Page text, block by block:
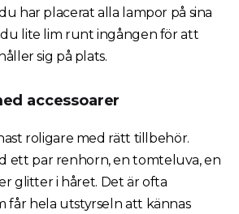
har placerat alla lampor på sina
lite lim runt ingången för att
sig på plats.
accessoarer
roligare med rätt tillbehör.
ett par renhorn, en tomteluva, en
glitter i håret. Det är ofta
får hela utstyrseln att kännas